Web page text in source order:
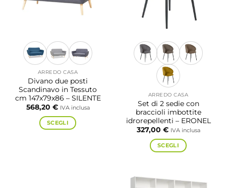
nella
pagina
essere
del
prodotto
ARREDO CASA
Divano due posti
Scandinavo in Tessuto
cm 147x79x86 – SILENTE
568,20 € IVA inclusa
SCEGLI
ARREDO CASA
Set di 2 sedie con
braccioli imbottite
idrorepellenti – ERONEL
327,00 € IVA inclusa
SCEGLI
ha